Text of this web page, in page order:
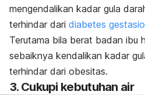
mengendalikan kadar gula
terhindar dari diabetes
Terutama bila berat badan ibu
sebaiknya kendalikan kadar
terhindar dari obesitas.
3. Cukupi kebutuhan air